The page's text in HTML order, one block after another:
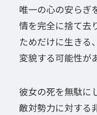
唯一の心の安らぎ
情を完全に捨て去
ためだけに生きる
変貌する可能性が
彼女の死を無駄に
敵対勢力に対する